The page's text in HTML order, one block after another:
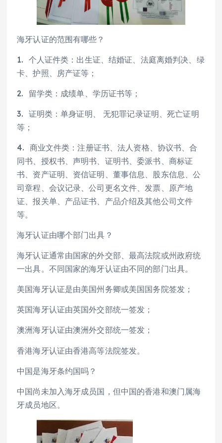
海牙认证的范围有哪些？
1. 个人证件类：出生证、结婚证、法庭离婚判决、绿
卡、护照、房产证等；
2. 留学类：成绩单、学历证书等；
3. 证明类：单身证明、 无犯罪记录证明、死亡证明
等；
4. 商业文件类：注册证书、法人资格、协议书、合
同书、授权书、声明书、证明书、委派书、商标证
书、资产证明、资信证明、董事信息、股东信息、公
司章程、会议记录、公司更名文件、发票、原产地
证、报关单、产品证书、产品介绍及其他公司文件
等。
海牙认证由哪个部门出具？
海牙认证通常由国家的外交部、最高法院或州政府统
一出具。不同国家的海牙认证由不同的部门出具。
美国海牙认证是由美国州务卿或美国国务院签发；
英国海牙认证由英国外交部统一签发；
澳洲海牙认证由澳洲外交部统一签发；
香港海牙认证由香港高等法院签发。
中国是海牙条约国吗？
中国尚未加入海牙成员国，但中国的香港和澳门属海
牙成员地区。